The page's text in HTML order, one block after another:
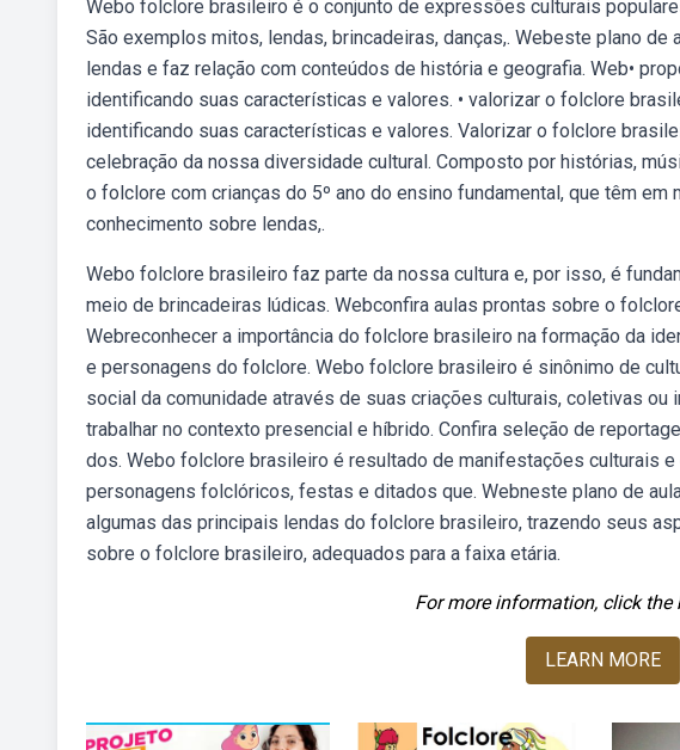
Webo folclore brasileiro é o conjunto de expressões culturais
São exemplos mitos, lendas, brincadeiras, danças,. Webeste plano
lendas e faz relação com conteúdos de história e geografia. Web•
identificando suas características e valores. • valorizar o folclore
identificando suas características e valores. Valorizar o folclore
celebração da nossa diversidade cultural. Composto por histórias,
o folclore com crianças do 5º ano do ensino fundamental, que têm
conhecimento sobre lendas,.
Webo folclore brasileiro faz parte da nossa cultura e, por isso, é
meio de brincadeiras lúdicas. Webconfira aulas prontas sobre o
Webreconhecer a importância do folclore brasileiro na formação da
e personagens do folclore. Webo folclore brasileiro é sinônimo de
social da comunidade através de suas criações culturais, coletivas ou
trabalhar no contexto presencial e híbrido. Confira seleção de
dos. Webo folclore brasileiro é resultado de manifestações culturais
personagens folclóricos, festas e ditados que. Webneste plano de
algumas das principais lendas do folclore brasileiro, trazendo seus
sobre o folclore brasileiro, adequados para a faixa etária.
For more information, click the
LEARN MORE